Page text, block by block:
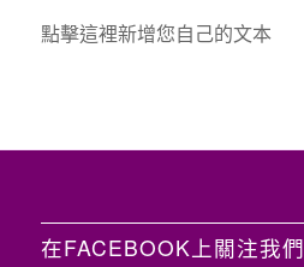
點擊這裡新增您自己的文本
在FACEBOOK上關注我們